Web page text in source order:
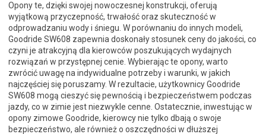
Opony te, dzięki swojej nowoczesnej konstrukcji, oferują
wyjątkową przyczepność, trwałość oraz skuteczność w
odprowadzaniu wody i śniegu. W porównaniu do innych modeli,
Goodride SW608 zapewnia doskonały stosunek ceny do jakości, co
czyni je atrakcyjną dla kierowców poszukujących wydajnych
rozwiązań w przystępnej cenie. Wybierając te opony, warto
zwrócić uwagę na indywidualne potrzeby i warunki, w jakich
najczęściej się poruszamy. W rezultacie, użytkownicy Goodride
SW608 mogą cieszyć się pewnością i bezpieczeństwem podczas
jazdy, co w zimie jest niezwykle cenne. Ostatecznie, inwestując w
opony zimowe Goodride, kierowcy nie tylko dbają o swoje
bezpieczeństwo, ale również o oszczędności w dłuższej